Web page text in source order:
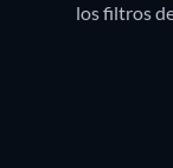
los filtros